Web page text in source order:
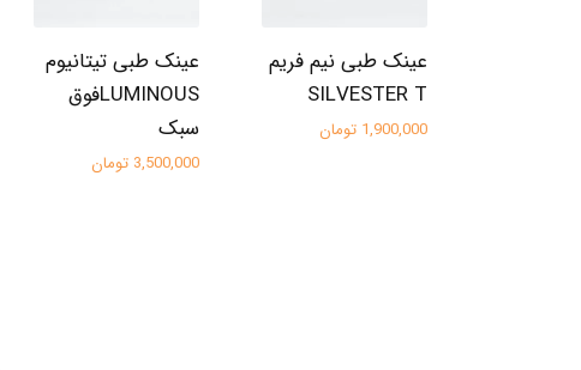
عینک طبی نیم فریم
SILVESTER T
1,900,000 تومان
عینک طبی تیتانیوم
LUMINOUSفوق
سبک
3,500,000 تومان